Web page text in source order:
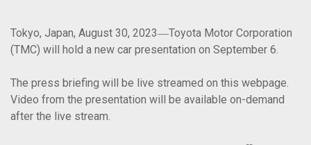
Tokyo, Japan, August 30, 2023―Toyota Motor Corporation
(TMC) will hold a new car presentation on September 6.
The press briefing will be live streamed on this webpage.
Video from the presentation will be available on-demand
after the live stream.